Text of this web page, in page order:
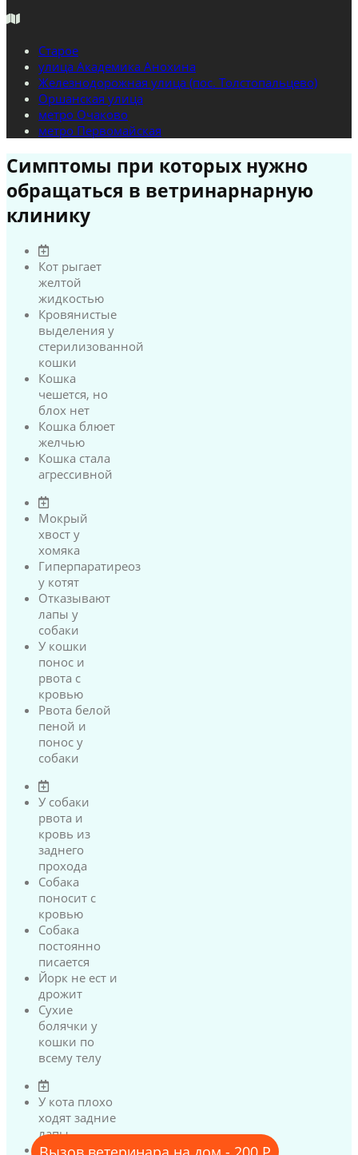
Старое
улица Академика Анохина
Железнодорожная улица (пос. Толстопальцево)
Оршанская улица
метро Очаково
метро Первомайская
Симптомы при которых нужно
обращаться в ветринарнарную
клинику
Кот рыгает
желтой
жидкостью
Кровянистые
выделения у
стерилизованной
кошки
Кошка
чешется, но
блох нет
Кошка блюет
желчью
Кошка стала
агрессивной
Мокрый
хвост у
хомяка
Гиперпаратиреоз
у котят
Отказывают
лапы у
собаки
У кошки
понос и
рвота с
кровью
Рвота белой
пеной и
понос у
собаки
У собаки
рвота и
кровь из
заднего
прохода
Собака
поносит с
кровью
Собака
постоянно
писается
Йорк не ест и
дрожит
Сухие
болячки у
кошки по
всему телу
У кота плохо
ходят задние
лапы
У кота